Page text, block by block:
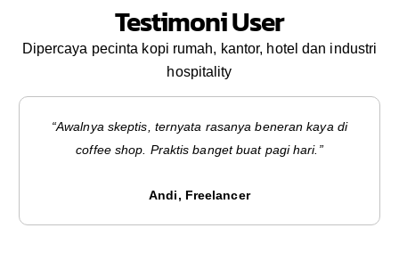
Testimoni User
Dipercaya pecinta kopi rumah, kantor, hotel dan industri
hospitality
“Awalnya skeptis, ternyata rasanya beneran kaya di
coffee shop. Praktis banget buat pagi hari.”
Andi, Freelancer